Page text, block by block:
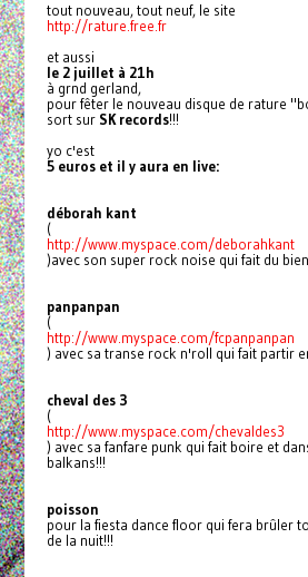
tout nouveau, tout neuf, le site
http://rature.free.fr
et aussi
le 2 juillet à 21h
à grnd gerland,
pour fêter le nouveau disque de rature
sort sur SK records!!!
yo c'est
5 euros et il y aura en live:
déborah kant
(
http://www.myspace.com/deborahkant
)avec son super rock noise qui fait du
panpanpan
(
http://www.myspace.com/fcpanpanpan
) avec sa transe rock n'roll qui fait partir
cheval des 3
(
http://www.myspace.com/chevaldes3
) avec sa fanfare punk qui fait boire et
balkans!!!
poisson
pour la fiesta dance floor qui fera brûler
de la nuit!!!